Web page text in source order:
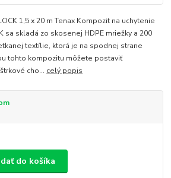
1,5 x 20 m Tenax Kompozit na uchytenie
sa skladá zo skosenej HDPE mriežky a 200
textílie, ktorá je na spodnej strane
tohto kompozitu môžete postaviť
cho... celý popis
do košíka